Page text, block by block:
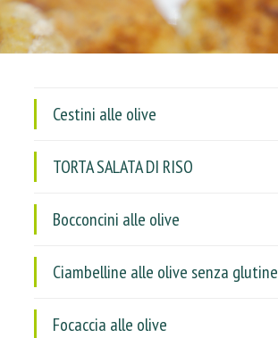
Cestini alle olive
TORTA SALATA DI RISO
Bocconcini alle olive
Ciambelline alle olive senza glutine
Focaccia alle olive